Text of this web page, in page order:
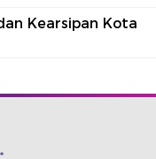
Kearsipan Kota